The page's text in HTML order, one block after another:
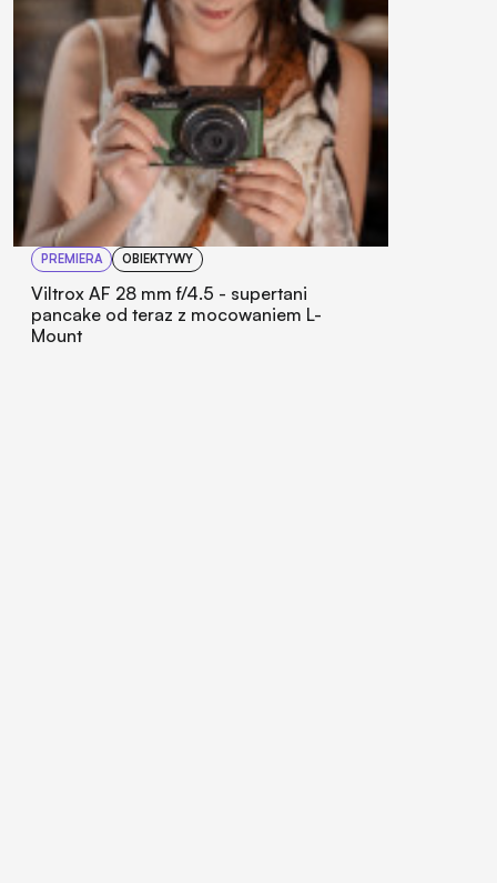
PREMIERA OBIEKTYWY
Viltrox AF 28 mm f/4.5 - supertani
pancake od teraz z mocowaniem L-
Mount